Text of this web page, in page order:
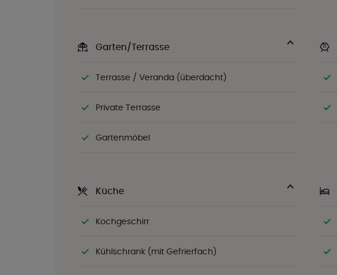
Garten/Terrasse
Terrasse / Veranda (überdacht)
Private Terrasse
Gartenmöbel
Küche
Kochgeschirr
Kühlschrank (mit Gefrierfach)